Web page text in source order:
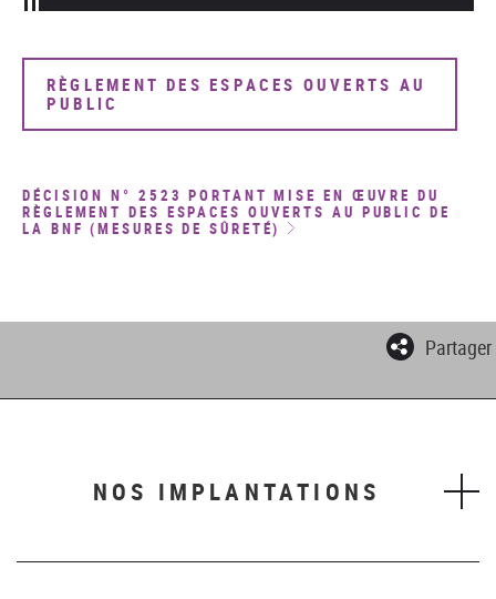
RÈGLEMENT DES ESPACES OUVERTS AU
PUBLIC
DÉCISION N° 2523 PORTANT MISE EN ŒUVRE DU
RÈGLEMENT DES ESPACES OUVERTS AU PUBLIC DE
LA BNF (MESURES DE SÛRETÉ)
Partager
NOS IMPLANTATIONS